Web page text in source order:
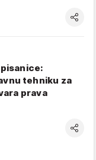
tehniku za
prava